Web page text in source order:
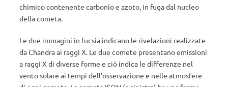
chimico contenente carbonio e azoto, in fuga dal nucleo
della cometa.
Le due immagini in fucsia indicano le rivelazioni realizzate
da Chandra ai raggi X. Le due comete presentano emissioni
a raggi X di diverse forme e ciò indica le differenze nel
vento solare ai tempi dell’osservazione e nelle atmosfere